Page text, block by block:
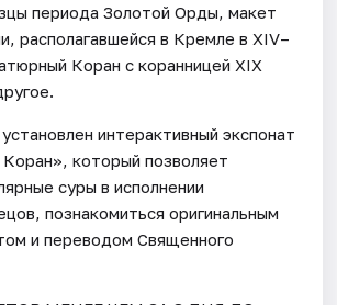
периода Золотой Орды, макет
располагавшейся в Кремле в XIV–
Коран с коранницей XIX
интерактивный экспонат
который позволяет
суры в исполнении
познакомиться оригинальным
и переводом Священного